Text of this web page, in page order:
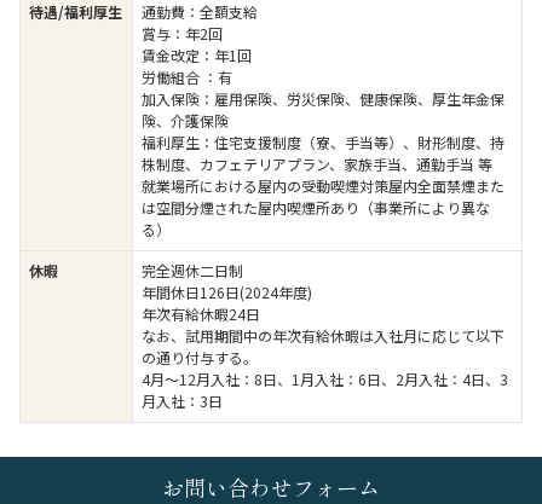
待遇/福利厚生
通勤費：全額支給
賞与：年2回
賃金改定：年1回
労働組合 ：有
加入保険：雇用保険、労災保険、健康保険、厚生年金保
険、介護保険
福利厚生：住宅支援制度（寮、手当等）、財形制度、持
株制度、カフェテリアプラン、家族手当、通勤手当 等
就業場所における屋内の受動喫煙対策屋内全面禁煙また
は空間分煙された屋内喫煙所あり（事業所により異な
る）
休暇
完全週休二日制
年間休日126日(2024年度)
年次有給休暇24日
なお、試用期間中の年次有給休暇は入社月に応じて以下
の通り付与する。
4月～12月入社：8日、1月入社：6日、2月入社：4日、3
月入社：3日
お問い合わせフォーム